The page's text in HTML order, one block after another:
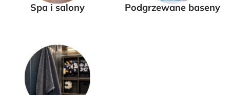
Spa i salony Podgrzewane baseny